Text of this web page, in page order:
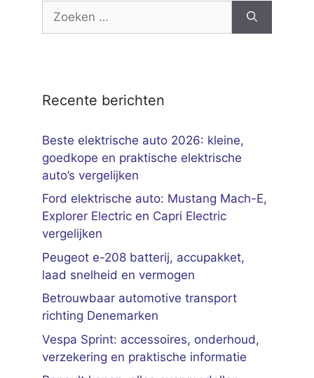
naar:
Recente berichten
Beste elektrische auto 2026: kleine,
goedkope en praktische elektrische
auto’s vergelijken
Ford elektrische auto: Mustang Mach-E,
Explorer Electric en Capri Electric
vergelijken
Peugeot e-208 batterij, accupakket,
laad snelheid en vermogen
Betrouwbaar automotive transport
richting Denemarken
Vespa Sprint: accessoires, onderhoud,
verzekering en praktische informatie